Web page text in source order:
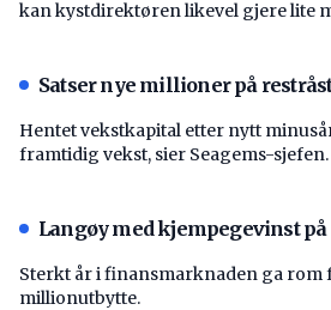
kan kystdirektøren likevel gjere lite
Satser nye millioner på
Hentet vekstkapital etter nytt
framtidig vekst, sier Seagems-sjefen.
Langøy med kjempegevinst
Sterkt år i finansmarknaden ga rom
millionutbytte.